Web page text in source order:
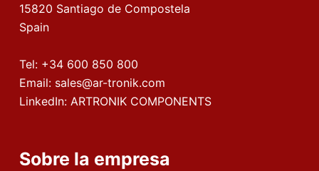
15820 Santiago de Compostela
Spain
Tel: +34 600 850 800
Email: sales@ar-tronik.com
LinkedIn: ARTRONIK COMPONENTS
Sobre la empresa